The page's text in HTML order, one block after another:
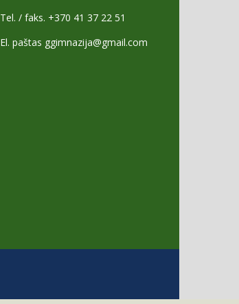
Tel. / faks. +370 41 37 22 51
El. paštas ggimnazija@gmail.com